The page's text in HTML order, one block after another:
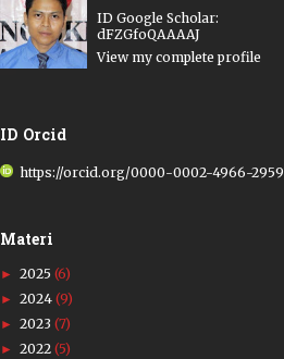
ID Google Scholar:
dFZGfoQAAAAJ
View my complete profile
ID Orcid
https://orcid.org/0000-0002-4966-2959
Materi
► 2025 (6)
► 2024 (9)
► 2023 (7)
► 2022 (5)